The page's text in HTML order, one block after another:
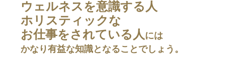
ウェルネスを意識する人
ホリスティックな
お仕事をされている人には
かなり有益な知識となることでしょう。